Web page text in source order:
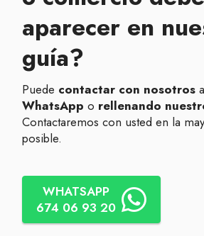
aparecer en
guía?
Puede contactar con nosotros
WhatsApp o rellenando
Contactaremos con usted en la
posible.
WHATSAPP
674 06 93 20